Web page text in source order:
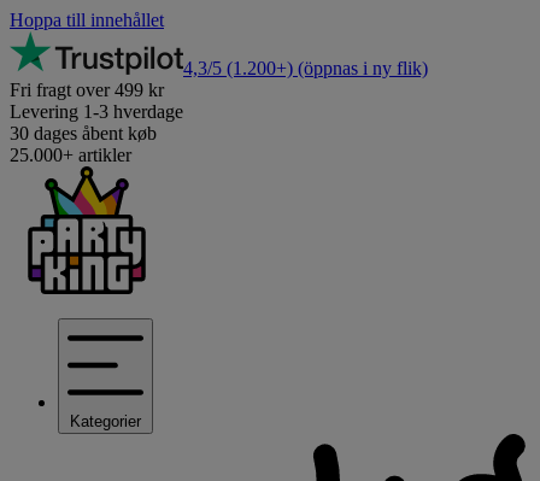
Hoppa till innehållet
4,3/5 (1.200+) (öppnas i ny flik)
Fri fragt over 499 kr
Levering 1-3 hverdage
30 dages åbent køb
25.000+ artikler
Kategorier